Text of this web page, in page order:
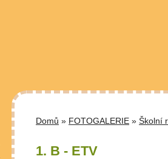
Domů » FOTOGALERIE » Školní
1. B - ETV